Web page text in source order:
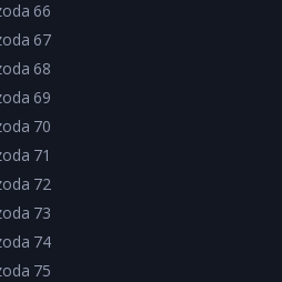
66
67
68
69
70
71
72
73
74
75